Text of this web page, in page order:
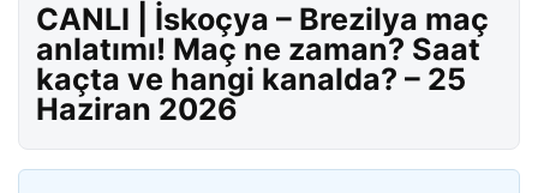
CANLI | İskoçya – Brezilya maç
anlatımı! Maç ne zaman? Saat
kaçta ve hangi kanalda? – 25
Haziran 2026